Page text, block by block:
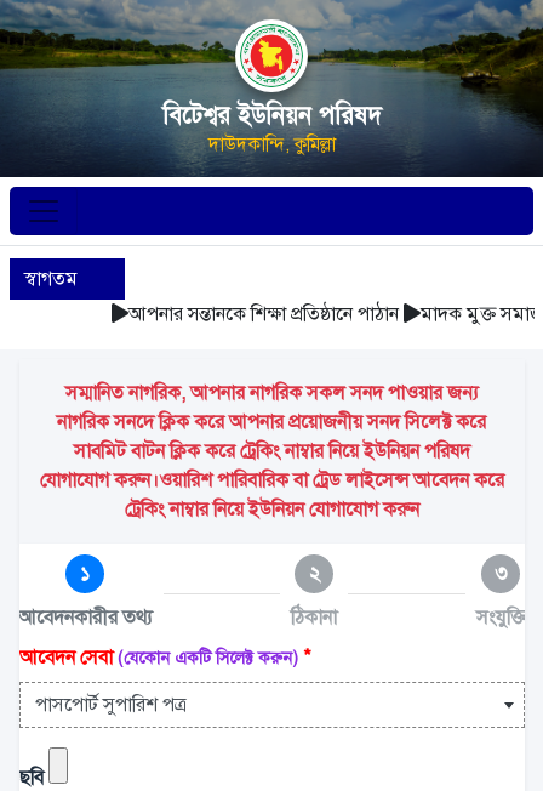
বিটেশ্বর ইউনিয়ন পরিষদ
দাউদকান্দি, কুমিল্লা
স্বাগতম
আপনার সন্তানকে শিক্ষা প্রতিষ্ঠানে পাঠান
মাদক মুক্ত সমাজ
সম্মানিত নাগরিক, আপনার নাগরিক সকল সনদ পাওয়ার জন্য
নাগরিক সনদে ক্লিক করে আপনার প্রয়োজনীয় সনদ সিলেক্ট করে
সাবমিট বাটন ক্লিক করে ট্রেকিং নাম্বার নিয়ে ইউনিয়ন পরিষদ
যোগাযোগ করুন।ওয়ারিশ পারিবারিক বা ট্রেড লাইসেন্স আবেদন করে
ট্রেকিং নাম্বার নিয়ে ইউনিয়ন যোগাযোগ করুন
১
আবেদনকারীর তথ্য
২
ঠিকানা
৩
সংযুক্তি
আবেদন সেবা(যেকোন একটি সিলেক্ট করুন) *
পাসপোর্ট সুপারিশ পত্র
ছবি